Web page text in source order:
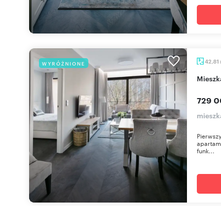
WYRÓŻNIONE 42,81
729
funk...